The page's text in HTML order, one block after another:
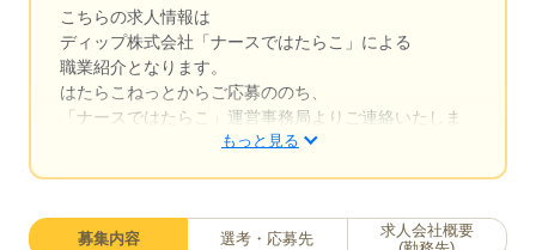
こちらの求人情報は
ディップ株式会社「ナースではたらこ」による
職業紹介となります。
はたらこねっとからご応募ののち、
「ナースではたらこ」運営事務局よりご連絡いたしま
求職中の看護師さんの転職を専任の
キャリアアドバイザーが入職まで無料でサポートいた
もっと見る
募集内容 選考・応募先
求人会社概要